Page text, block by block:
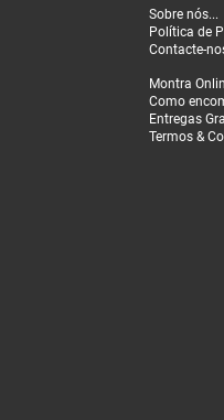
Sobre nós...
Política de
Contacte-
Montra
Como
Entregas
Termos &